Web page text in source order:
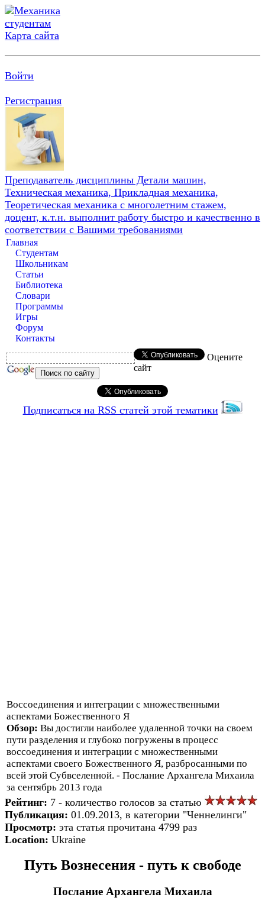
Карта сайта
Войти
Регистрация
Преподаватель дисциплины Детали машин,
Техническая механика, Прикладная механика,
Теоретическая механика с многолетним стажем,
доцент, к.т.н. выполнит работу быстро и качественно в
соответствии с Вашими требованиями
Главная
Студентам
Школьникам
Статьи
Библиотека
Словари
Программы
Игры
Форум
Контакты
Оцените
сайт
Подписаться на RSS статей этой тематики
Воссоединения и интеграции с множественными
аспектами Божественного Я
Обзор: Вы достигли наиболее удаленной точки на своем
пути разделения и глубоко погружены в процесс
воссоединения и интеграции с множественными
аспектами своего Божественного Я, разбросанными по
всей этой Субвселенной. - Послание Архангела Михаила
за сентябрь 2013 года
Рейтинг: 7 - количество голосов за статью
Публикация: 01.09.2013, в категории "Ченнелинги"
Просмотр: эта статья прочитана 4799 раз
Location: Ukraine
Путь Вознесения - путь к свободе
Послание Архангела Михаила